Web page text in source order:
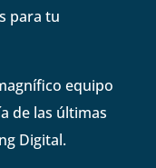
para tu
equipo
de las últimas
Digital.